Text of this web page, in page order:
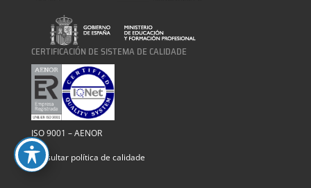
CERTIFICACIÓN DE SISTEMA DE CALIDADE
ISO 9001 – AENOR
Consultar política de calidade